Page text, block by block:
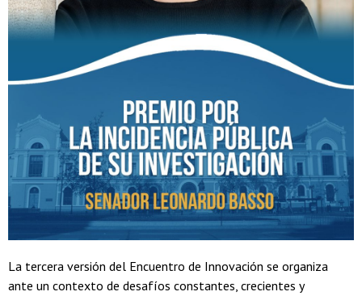
La tercera versión del Encuentro de Innovación se organiza
ante un contexto de desafíos constantes, crecientes y